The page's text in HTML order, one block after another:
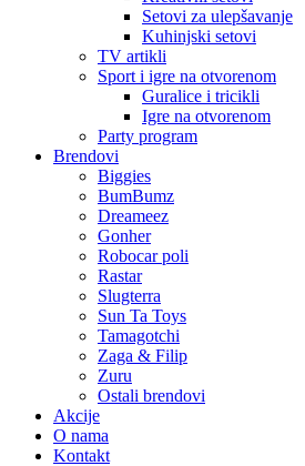
Setovi za ulepšavanje
Kuhinjski setovi
TV artikli
Sport i igre na otvorenom
Guralice i tricikli
Igre na otvorenom
Party program
Brendovi
Biggies
BumBumz
Dreameez
Gonher
Robocar poli
Rastar
Slugterra
Sun Ta Toys
Tamagotchi
Zaga & Filip
Zuru
Ostali brendovi
Akcije
O nama
Kontakt